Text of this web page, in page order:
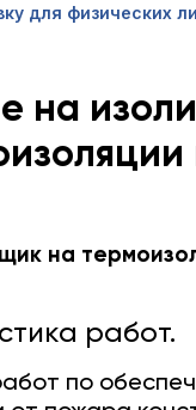
для физических
на
на
работ.
по